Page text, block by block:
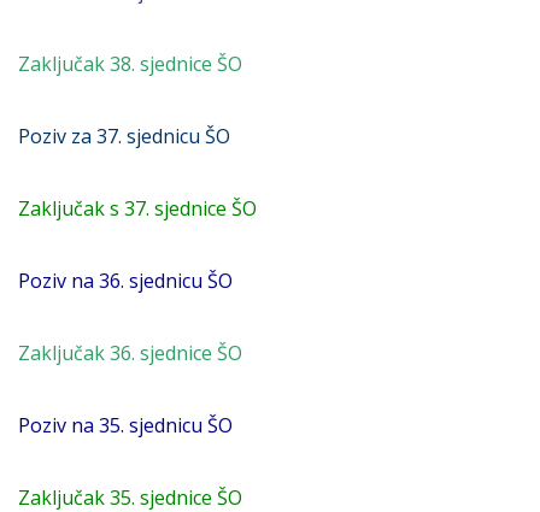
Zaključak 38. sjednice ŠO
Poziv za 37. sjednicu ŠO
Zaključak s 37. sjednice ŠO
Poziv na 36. sjednicu ŠO
Zaključak 36. sjednice ŠO
Poziv na 35. sjednicu ŠO
Zaključak 35. sjednice ŠO